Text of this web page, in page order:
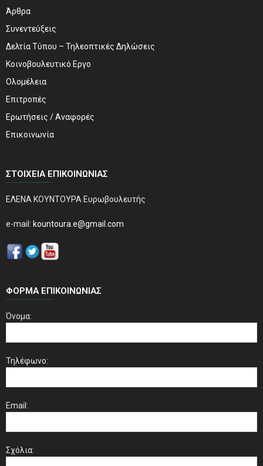
Άρθρα
Συνεντεύξεις
Δελτία Τύπου – Τηλεοπτικές Δηλώσεις
Κοινοβουλευτικό Εργο
Ολομέλεια
Επιτροπές
Ερωτήσεις / Αναφορές
Επικοινωνία
ΣΤΟΙΧΕΊΑ ΕΠΙΚΟΙΝΩΝΊΑΣ
ΕΛΕΝΑ ΚΟΥΝΤΟΥΡΑ Ευρωβουλευτής
e-mail: kountoura.e@gmail.com
ΦΌΡΜΑ ΕΠΙΚΟΙΝΩΝΊΑΣ
Όνομα:
Τηλέφωνο:
Email:
Σχόλια: